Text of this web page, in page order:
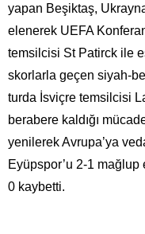
yapan Beşiktaş,
elenerek UEFA
temsilcisi St Patirck ile
skorlarla geçen siyah-
turda İsviçre temsilcisi
berabere kaldığı
yenilerek Avrupa’ya
Eyüpspor’u 2-1
0 kaybetti.